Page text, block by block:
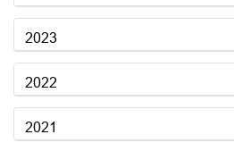
2023
2022
2021